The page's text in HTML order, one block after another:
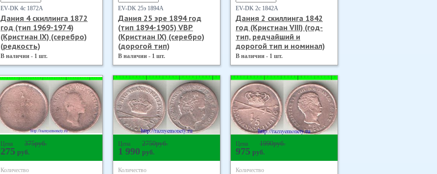
EV-DK 4с 1872А
Дания 4 скиллинга 1872
год (тип 1969-1974)
(Кристиан IX) (серебро)
(редкость)
В наличии - 1 шт.
EV-DK 25э 1894А
Дания 25 эре 1894 год
(тип 1894-1905) VBP
(Кристиан IX) (серебро)
(дорогой тип)
В наличии - 1 шт.
EV-DK 2с 1842А
Дания 2 скиллинга 1842
год (Кристиан VIII) (год-
тип, редчайший и
дорогой тип и номинал)
В наличии - 1 шт.
Цена 375руб.
275 руб.
Количество
Цена 2750руб.
1 990 руб.
Количество
Цена 1990руб.
975 руб.
Количество